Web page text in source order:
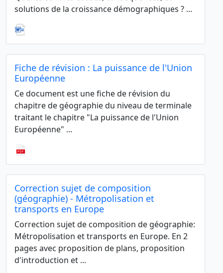
solutions de la croissance démographiques ? ...
Fiche de révision : La puissance de l'Union
Européenne
Ce document est une fiche de révision du
chapitre de géographie du niveau de terminale
traitant le chapitre "La puissance de l'Union
Européenne" ...
Correction sujet de composition
(géographie) - Métropolisation et
transports en Europe
Correction sujet de composition de géographie:
Métropolisation et transports en Europe. En 2
pages avec proposition de plans, proposition
d'introduction et ...